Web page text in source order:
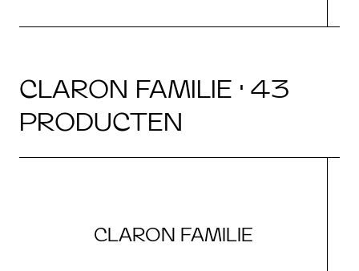
CLARON FAMILIE · 43
PRODUCTEN
CLARON FAMILIE